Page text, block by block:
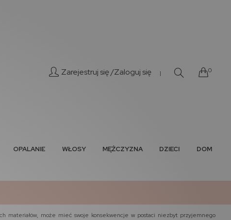
Zarejestruj się /Zaloguj się | 0
OPALANIE WŁOSY MĘŻCZYZNA DZIECI DOM
materiałów, może mieć swoje konsekwencje w postaci niezbyt przyjemnego